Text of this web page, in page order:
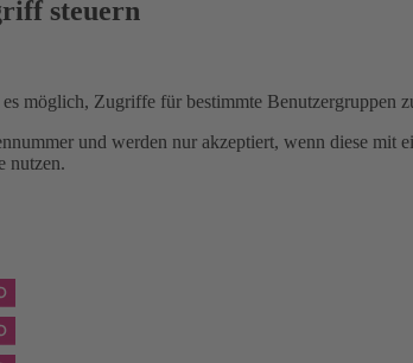
steuern
möglich, Zugriffe für bestimmte Benutzergruppen
und wer­den nur akzeptiert, wenn diese
nutzen.